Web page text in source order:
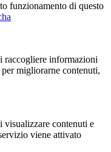
funzionamento di questo
raccogliere informazioni
migliorarne contenuti,
visualizzare contenuti e
viene attivato